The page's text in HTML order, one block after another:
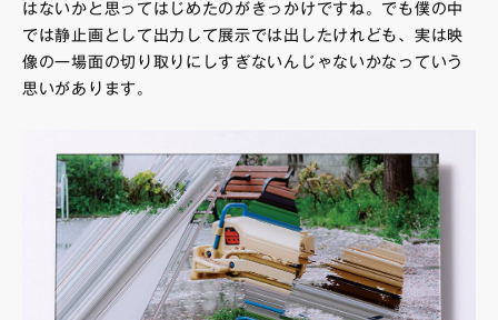
はないかと思ってはじめたのがきっかけですね。でも僕の中
では静止画として出力して展示では出したけれども、実は映
像の一場面の切り取りにしすぎないんじゃないかなっていう
思いがあります。